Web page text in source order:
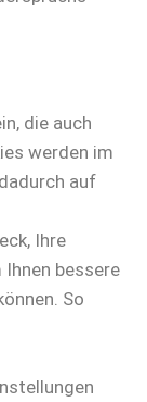
die auch
werden im
auf
Ihre
bessere
So